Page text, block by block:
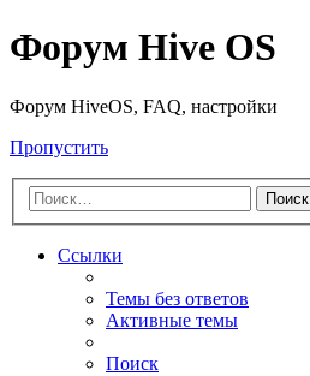
Форум Hive OS
Форум HiveOS, FAQ, настройки
Пропустить
Поиск
Ссылки
Темы без ответов
Активные темы
Поиск